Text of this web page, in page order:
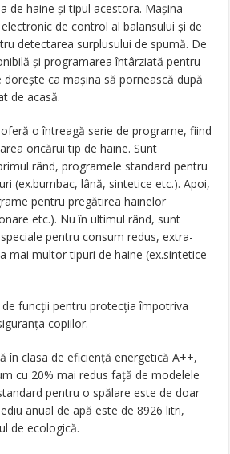
de haine și tipul acestora. Mașina
de control al balansului și de
detectarea surplusului de spumă. De
și programarea întârziată pentru
ca mașina să pornească după
de acasă.
o întreagă serie de programe, fiind
oricărui tip de haine. Sunt
rând, programele standard pentru
(ex.bumbac, lână, sintetice etc.). Apoi,
pentru pregătirea hainelor
etc.). Nu în ultimul rând, sunt
pentru consum redus, extra-
mai multor tipuri de haine (ex.sintetice
funcții pentru protecția împotriva
copiilor.
în clasa de eficiență energetică A++,
cu 20% mai redus față de modelele
pentru o spălare este de doar
anual de apă este de 8926 litri,
de ecologică.